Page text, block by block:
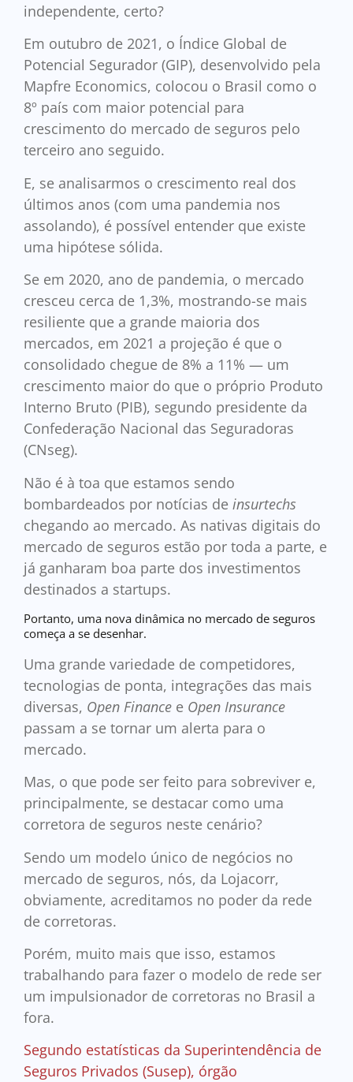
independente, certo?
Em outubro de 2021, o Índice Global de
Potencial Segurador (GIP), desenvolvido pela
Mapfre Economics, colocou o Brasil como o
8º país com maior potencial para
crescimento do mercado de seguros pelo
terceiro ano seguido.
E, se analisarmos o crescimento real dos
últimos anos (com uma pandemia nos
assolando), é possível entender que existe
uma hipótese sólida.
Se em 2020, ano de pandemia, o mercado
cresceu cerca de 1,3%, mostrando-se mais
resiliente que a grande maioria dos
mercados, em 2021 a projeção é que o
consolidado chegue de 8% a 11% — um
crescimento maior do que o próprio Produto
Interno Bruto (PIB), segundo presidente da
Confederação Nacional das Seguradoras
(CNseg).
Não é à toa que estamos sendo
bombardeados por notícias de insurtechs
chegando ao mercado. As nativas digitais do
mercado de seguros estão por toda a parte, e
já ganharam boa parte dos investimentos
destinados a startups.
Portanto, uma nova dinâmica no mercado de seguros
começa a se desenhar.
Uma grande variedade de competidores,
tecnologias de ponta, integrações das mais
diversas, Open Finance e Open Insurance
passam a se tornar um alerta para o
mercado.
Mas, o que pode ser feito para sobreviver e,
principalmente, se destacar como uma
corretora de seguros neste cenário?
Sendo um modelo único de negócios no
mercado de seguros, nós, da Lojacorr,
obviamente, acreditamos no poder da rede
de corretoras.
Porém, muito mais que isso, estamos
trabalhando para fazer o modelo de rede ser
um impulsionador de corretoras no Brasil a
fora.
Segundo estatísticas da Superintendência de
Seguros Privados (Susep), órgão